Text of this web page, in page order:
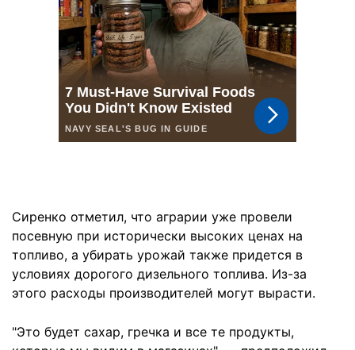
Сиренко отметил, что аграрии уже провели
посевную при исторически высоких ценах на
топливо, а убирать урожай также придется в
условиях дорогого дизельного топлива. Из-за
этого расходы производителей могут вырасти.
"Это будет сахар, гречка и все те продукты,